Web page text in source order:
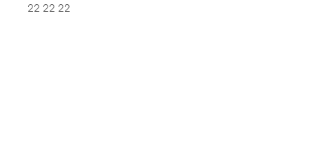
22 22 22